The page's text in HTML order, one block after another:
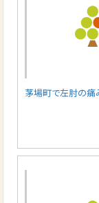
茅場町で左肘の